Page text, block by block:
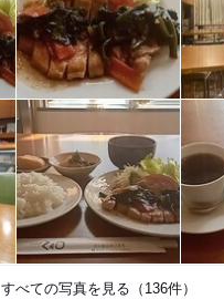
すべての写真を見る（136件）